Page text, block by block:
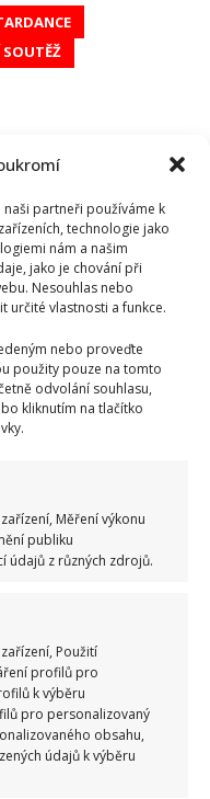
partneři používáme k
technologie jako
nám a našim
jako je chování při
Nesouhlas nebo
určité vlastnosti a funkce.
nebo proveďte
použity pouze na tomto
odvolání souhlasu,
kliknutím na tlačítko
Měření výkonu
publiku
údajů z různých zdrojů.
Použití
profilů pro
k výběru
pro personalizovaný
obsahu,
údajů k výběru
SOUTĚŽ
Po letech v zahraniční
Richarda je vše okolo
se ve světě showbyznysu
pohled na svět
na ryby. Rád a dobře